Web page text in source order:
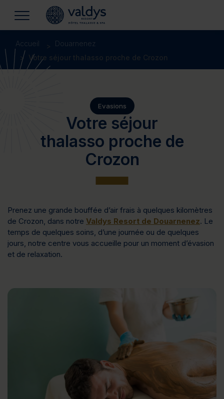
Accueil
Douarnenez
Votre séjour thalasso proche de Crozon
Evasions
Votre séjour
thalasso proche de
Crozon
Prenez une grande bouffée d’air frais à quelques kilomètres
de Crozon, dans notre Valdys Resort de Douarnenez. Le
temps de quelques soins, d’une journée ou de quelques
jours, notre centre vous accueille pour un moment d’évasion
et de relaxation.